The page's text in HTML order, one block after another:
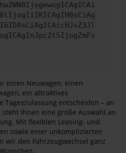
einen Neuwagen, einen
ein attraktives
entscheiden – an
Ihnen eine große Auswahl an
Mit flexiblen Leasing- und
sowie einer unkomplizierten
wir den Fahrzeugwechsel ganz